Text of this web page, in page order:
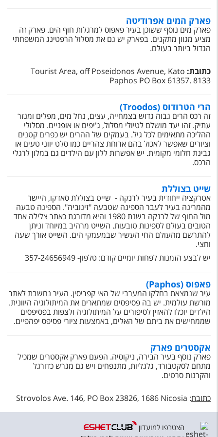
מלונות בחו"ל
Русский
מגזין אשת
שירות לקוחות
טופס צור קשר
תקנון
עקבו אחרינו
פארק המים אפרודיטה
פארק מים נוסף ששוכן בעיר פאפוס למרגלות חוף הים. פארק זה
מציע מגוון מתקנים. בפארק יש גם את מסלול הרפטינג המשפחתי
הגדול ביותר בעולם.
כתובת: Tourist Area, off Poseidonos Avenue, Kato
Paphos PO Box 61357. 8133
הרי הטרודוס (Troodos)
זה רכס הרים גבוה גדוש בצמחייה, עצים, נחל מים, מפלים ומנזר
עתיק. זהו יעד מושלם לטיולי מסלול, ג'יפים או אופניים. מסלולי
ההליכה מתאימים לכל גיל. בעמקים של ההרים יש כפרים קטנים
וציורים שאפשר לאכול בהם ארוחת צהריים כמו סלט יווני טעים או
גבינת חלומי מקומית. יש אפשרות ללון עם הילדים גם במלון לרגלי
הרכס.
שייט בצוללת
אטרקציה ייחודית בעיר לרנקה - שייט בצוללת סאדקו, היישר
מהמרינה בעיר לעבר הספינה שטבעה "זינוביה". הספינה טבעה
מול החוף של לרנקה בשנת 1980 והיא מדורגת כאתר צלילה אחד
הטובים בעולם לספינות טובעות. השייט מרהיב במיוחד וניתן
להתרשם מהעולם החי העשיר שבמעמקי הים. השייט אורך שעה
וחצי.
יש לבצע הזמנות לפחות יומיים קודם: טלפון- 357-24656949
פאפוס (Paphos)
עיר שנמצאת בחלקו המערבי של האי קפריסין. העיר נחשבת לאתר
מורשת עולמית. יש בה פסיפסים שמתארים את המיתולוגיה היוונית.
הילדים יוכלו להאזין לסיפורים על המיתולוגיה ולצפות בפסיפסים
שממחישים את ביתם של האלים, באמצעות ציורי פסיפס יפהפיים.
אקסטרים פארק
פארק נוסף בעיר הבירה, ניקוסיה. הפעם פארק אקסטרים שמכיל
מתחם לסקטבורד, גלגליות, מתנפחים ויש גם מגרש כדורגל
והקרנות סרטים.
כתובת:
Strovolos Ave. 146, PO Box 23826, 1686 Nicosia
הצטרפו למועדון